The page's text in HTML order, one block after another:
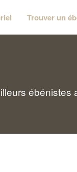
Trouver un
ébénistes